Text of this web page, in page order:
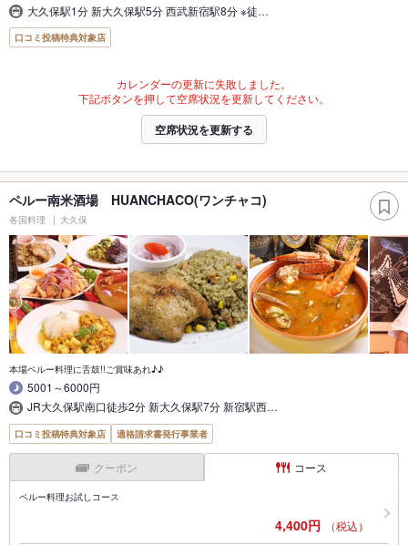
大久保駅1分 新大久保駅5分 西武新宿駅8分 ※徒…
口コミ投稿特典対象店
カレンダーの更新に失敗しました。
下記ボタンを押して空席状況を更新してください。
空席状況を更新する
ペルー南米酒場 HUANCHACO(ワンチャコ)
各国料理 大久保
本場ペルー料理に舌鼓!!ご賞味あれ♪♪
5001～6000円
JR大久保駅南口徒歩2分 新大久保駅7分 新宿駅西…
口コミ投稿特典対象店 適格請求書発行事業者
クーポン コース
ペルー料理お試しコース
4,400円 （税込）